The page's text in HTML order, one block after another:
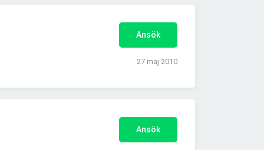
Ansök
27 maj 2010
Ansök